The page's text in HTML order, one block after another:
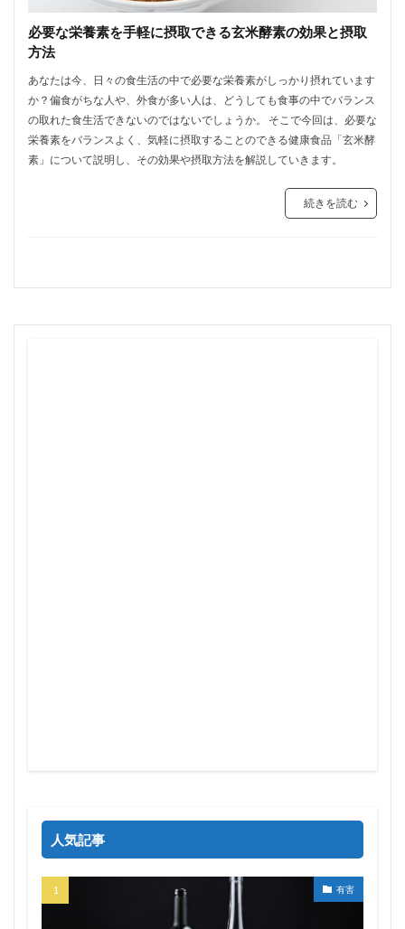
必要な栄養素を手軽に摂取できる玄米酵素の効果と摂取
方法
あなたは今、日々の食生活の中で必要な栄養素がしっかり摂れています
か？偏食がちな人や、外食が多い人は、どうしても食事の中でバランス
の取れた食生活できないのではないでしょうか。 そこで今回は、必要な
栄養素をバランスよく、気軽に摂取することのできる健康食品「玄米酵
素」について説明し、その効果や摂取方法を解説していきます。
続きを読む
人気記事
有害